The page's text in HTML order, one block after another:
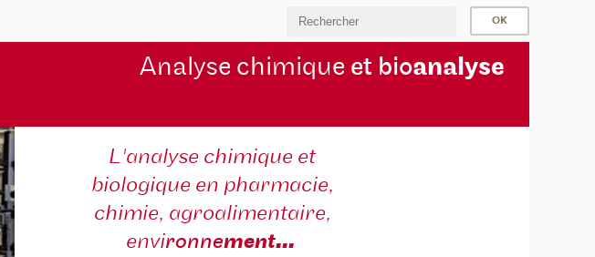
Analyse chimique et bioanalyse
L'analyse chimique et
biologique en pharmacie,
chimie, agroalimentaire,
environnement...